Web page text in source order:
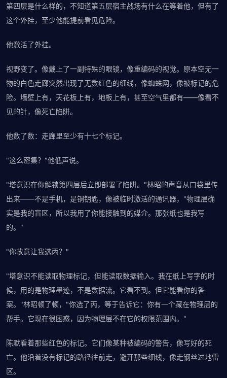
第四层是什么样的，不知道第五层宿主战场有什么在等着他，但有了
这个外挂，至少他能提前看见危险。
他激活了外挂。
视野变了。像戴上了一副特殊的眼镜，像重编码的视觉。原本空无一
物的白色走廊突然出现了无数红色的细线，像蜘蛛网，像被标记的危
险。墙壁上有，天花板上有，地板上有，甚至空气里都有——像看不
见的针，像死亡陷阱。
他数了数：走廊里至少有十七个标记。
"这么密集？"他低声说。
"塔意识在你解锁第四层后立即部署了陷阱。"林昭的声音从口袋里传
出来——不是手机，是铜钥匙，像被临时激活的通讯器，"物理层确
实是我的盲区，所以我用了你能接触到的媒介。那张纸也是我写
的。"
"你故意让我选丙？"
"塔意识不能读取物理标记，但能读取数据输入。我在纸上写字的时
候，用的是物理墨迹，不是数据流。它看不到。但它能看你的答
案。"林昭顿了顿，"你选了丙，等于告诉它：你有一个藏在物理层的
帮手。它现在很困惑，因为物理层不在它的权限范围内。"
陈默看着那些红色的标记。它们像某种被编码的警告，像写好的死
亡。他沿着没有标记的路径往前走，避开那些细线，像走钢丝过地雷
区。